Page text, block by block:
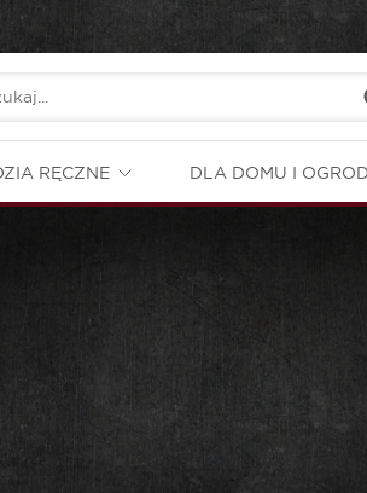
RĘCZNE DLA DOMU I